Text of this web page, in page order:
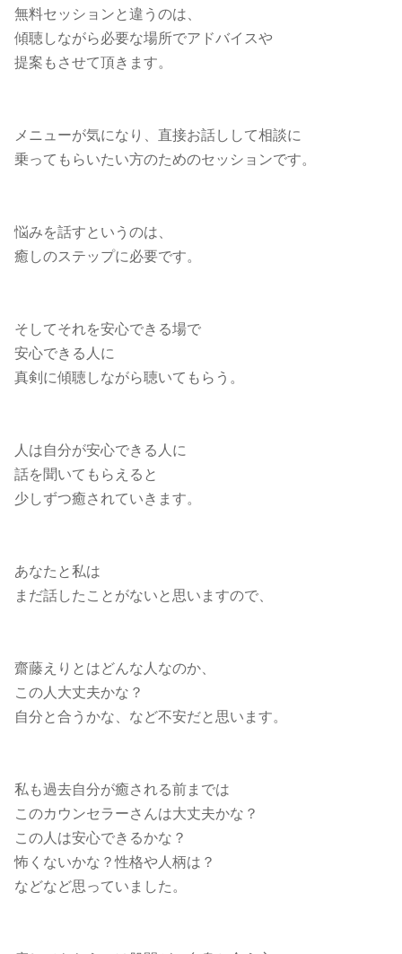
無料セッションと違うのは、
傾聴しながら必要な場所でアドバイスや
提案もさせて頂きます。
メニューが気になり、直接お話しして相談に
乗ってもらいたい方のためのセッションです。
悩みを話すというのは、
癒しのステップに必要です。
そしてそれを安心できる場で
安心できる人に
真剣に傾聴しながら聴いてもらう。
人は自分が安心できる人に
話を聞いてもらえると
少しずつ癒されていきます。
あなたと私は
まだ話したことがないと思いますので、
齋藤えりとはどんな人なのか、
この人大丈夫かな？
自分と合うかな、など不安だと思います。
私も過去自分が癒される前までは
このカウンセラーさんは大丈夫かな？
この人は安心できるかな？
怖くないかな？性格や人柄は？
などなど思っていました。